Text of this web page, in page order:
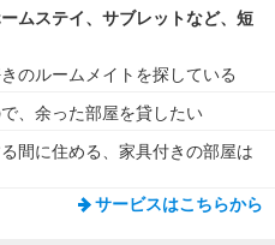
ムステイ、サブレットなど、短
のルームメイトを探している
、余った部屋を貸したい
間に住める、家具付きの部屋は
サービスはこちらから